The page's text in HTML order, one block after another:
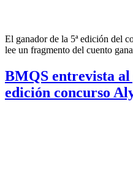
El ganador de la 5ª edición del
lee un fragmento del cuento
BMQS entrevista
edición concurso